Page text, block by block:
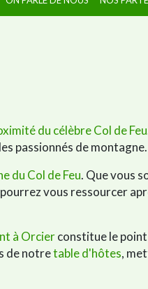
du célèbre Col de Feu
passionnés de montagne.
du Col de Feu. Que vous
vous ressourcer
à Orcierconstitue le
de notretable d'hôtes,